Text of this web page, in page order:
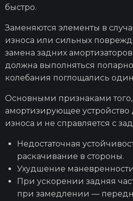
быстро.
Заменяются элементы в
износа или сильных
замена задних
должна выполняться
колебания поглощались
Основными признаками того,
амортизирующее устройство
износа и не справляется с
Недостаточная
раскачивание в стороны.
Ухудшение
При ускорении задняя
при замедлении —